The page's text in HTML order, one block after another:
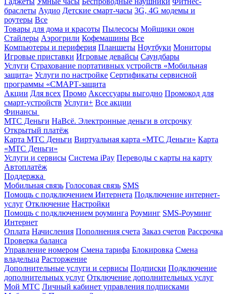
браслеты Аудио Детские смарт-часы 3G, 4G модемы и
роутеры Все
Товары для дома и красоты Пылесосы Мойщики окон
Стайлеры Аэрогрили Кофемашины Все
Компьютеры и периферия Планшеты Ноутбуки Мониторы
Игровые приставки Игровые девайсы Саундбары
Услуги Страхование портативных устройств «Мобильная
защита» Услуги по настройке Сертификаты сервисной
программы «СМАРТ-защита
Акции Для всех Промо Аксессуары выгодно Промокод для
смарт-устройств Услуги+ Все акции
Финансы
МТС Деньги НаВсё. Электронные деньги в отсрочку
Открытый платёж
Карта МТС Деньги Виртуальная карта «МТС Деньги» Карта
«МТС Деньги»
Услуги и сервисы Система iPay Переводы с карты на карту
Автоплатёж
Поддержка
Мобильная связь Голосовая связь SMS
Помощь с подключением Интернета Подключение интернет-
услуг Отключение Настройки
Помощь с подключением роуминга Роуминг SMS-Роуминг
Интернет
Оплата Начисления Пополнения счета Заказ счетов Рассрочка
Проверка баланса
Управление номером Смена тарифа Блокировка Смена
владельца Расторжение
Дополнительные услуги и сервисы Подписки Подключение
дополнительных услуг Отключение дополнительных услуг
Мой МТС Личный кабинет управления подписками